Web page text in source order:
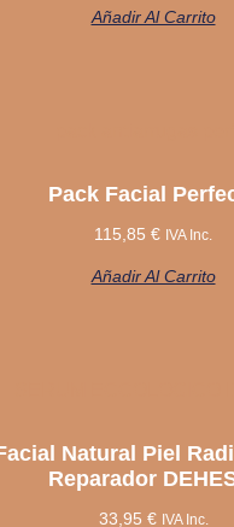
Añadir Al Carrito
Pack Facial
115,85 € IVA Inc.
Añadir Al Carrito
Natural Piel
Reparador
33,95 € IVA Inc.